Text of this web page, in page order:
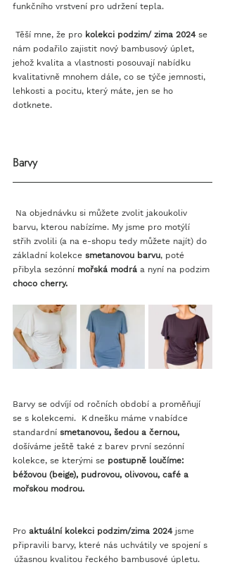
funkčního vrstvení pro udržení tepla.
Těší mne, že pro kolekci podzim/ zima 2024 se
nám podařilo zajistit nový bambusový úplet,
jehož kvalita a vlastnosti posouvají nabídku
kvalitativně mnohem dále, co se týče jemnosti,
lehkosti a pocitu, který máte, jen se ho
dotknete.
Barvy
barvu, kterou nabízíme. My jsme pro motýlí
střih zvolili (a na e-shopu tedy můžete najít) do
základní kolekce smetanovou barvu, poté
přibyla sezónní mořská modrá a nyní na podzim
choco cherry.
Barvy se odvíjí od ročních období a proměňují
se s kolekcemi.  K dnešku máme v nabídce
standardní smetanovou, šedou a černou,
došíváme ještě také z barev první sezónní
kolekce, se kterými se postupně loučíme:
béžovou (beige), pudrovou, olivovou, café a
mořskou modrou.
Pro aktuální kolekci podzim/zima 2024 jsme
připravili barvy, které nás uchvátily ve spojení s
úžasnou kvalitou řeckého bambusové úpletu.